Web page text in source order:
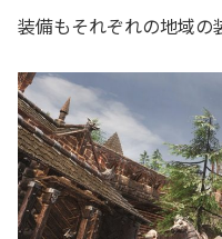
装備もそれぞれの地域の